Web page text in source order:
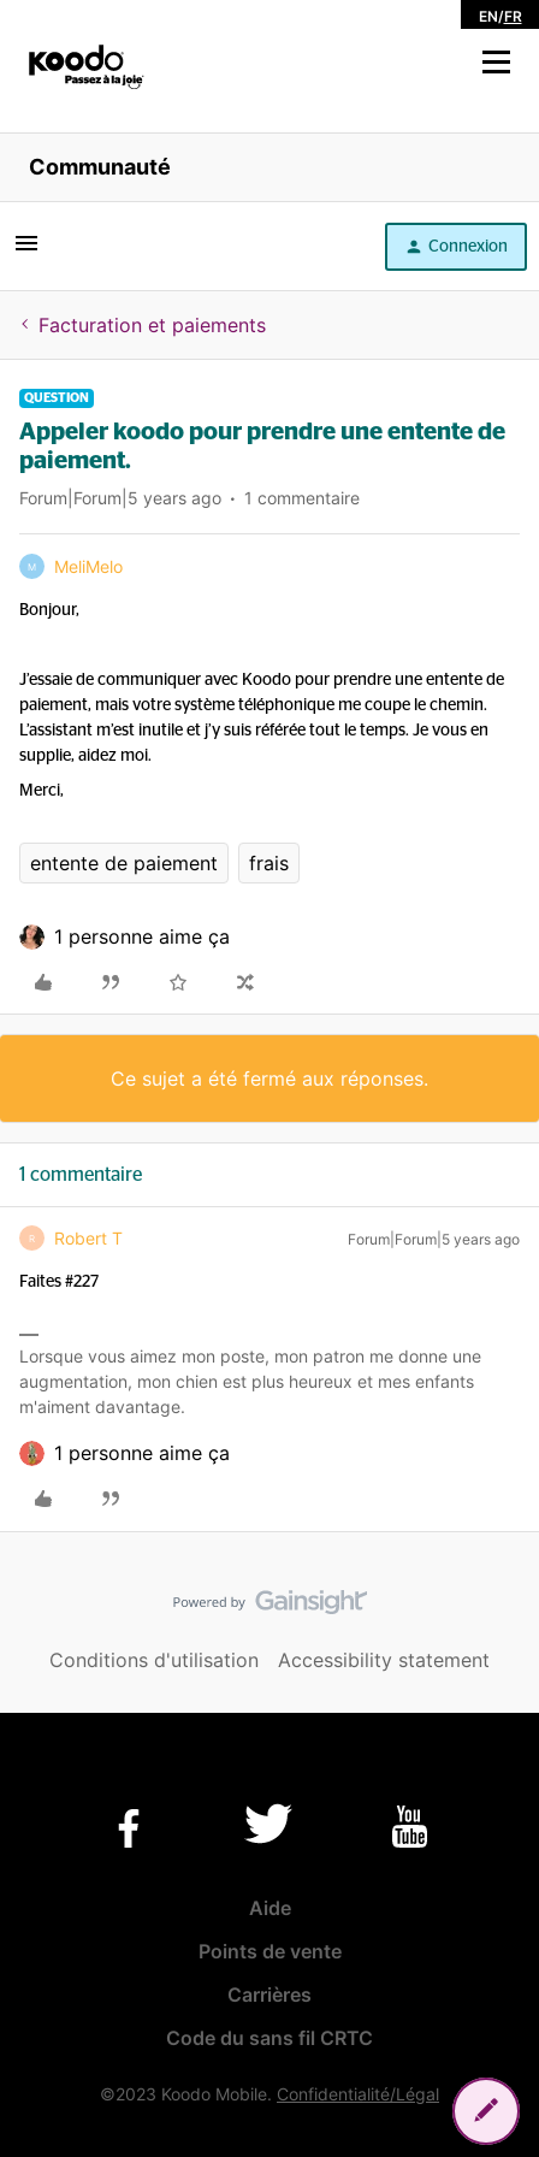
EN/FR
Magasiner
Libre service
Aide
Communauté
Connexion
Facturation et paiements
QUESTION
Appeler koodo pour prendre une entente de
paiement.
Forum|Forum|5 years ago 1 commentaire
M MeliMelo
Bonjour,
J’essaie de communiquer avec Koodo pour prendre une entente de
paiement, mais votre système téléphonique me coupe le chemin.
L’assistant m’est inutile et j’y suis référée tout le temps. Je vous en
supplie, aidez moi.
Merci,
entente de paiement frais
1 personne aime ça
Ce sujet a été fermé aux réponses.
1 commentaire
R Robert T Forum|Forum|5 years ago
Faites #227
Lorsque vous aimez mon poste, mon patron me donne une
augmentation, mon chien est plus heureux et mes enfants
m'aiment davantage.
1 personne aime ça
Conditions d'utilisation Accessibility statement
Aide
Points de vente
Carrières
Code du sans fil CRTC
©2023 Koodo Mobile. Confidentialité/Légal